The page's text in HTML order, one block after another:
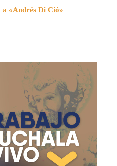
a «Andrés Di Ció»